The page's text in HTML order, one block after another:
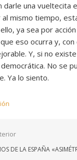
darle una vueltecita
mismo tiempo,
ya sea por
eso ocurra y,
Y, si no
No se
Ya lo siento.
DE LA ESPAÑA